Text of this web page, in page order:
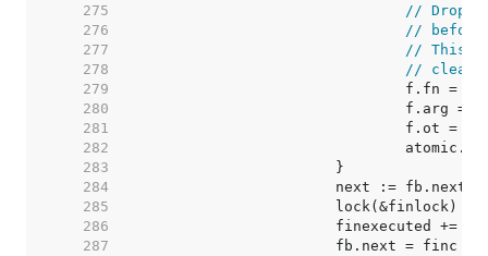
   275
// Drop
   276
// before
   277
// This
   278
// clear
   279
   280
   281
   282
   283
   284
   285
   286
   287